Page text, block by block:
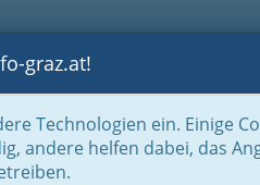
ASTRONOMIE BRANCHEN
graz.at!
Technologien ein. Einige
andere helfen dabei, das